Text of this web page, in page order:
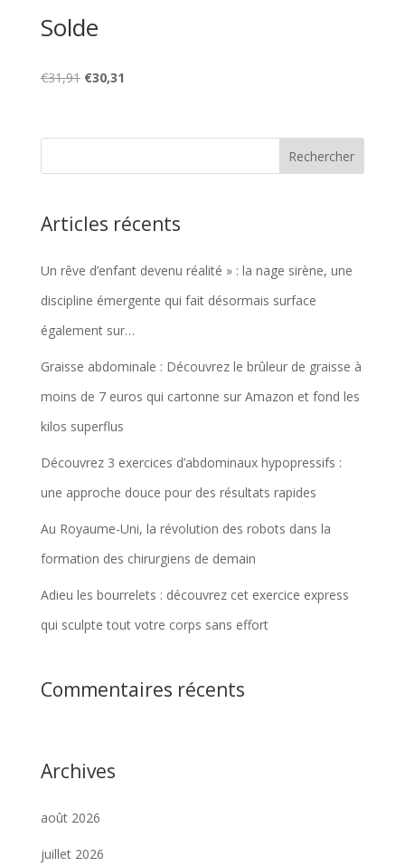
Solde
€31,91 Le
était :
€30,31
est :
Articles récents
Un rêve d’enfant devenu réalité » : la nage sirène, une
discipline émergente qui fait désormais surface
également sur…
Graisse abdominale : Découvrez le brûleur de graisse à
moins de 7 euros qui cartonne sur Amazon et fond les
kilos superflus
Découvrez 3 exercices d’abdominaux hypopressifs :
une approche douce pour des résultats rapides
Au Royaume-Uni, la révolution des robots dans la
formation des chirurgiens de demain
Adieu les bourrelets : découvrez cet exercice express
qui sculpte tout votre corps sans effort
Commentaires récents
Archives
août 2026
juillet 2026